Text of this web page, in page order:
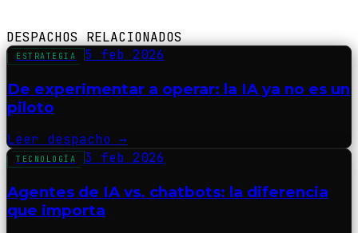
DESPACHOS RELACIONADOS
ESTRATEGIA 5 feb 2026
De experimentar a operar: la IA ya no es un
piloto
Leer despacho →
TECNOLOGÍA 3 feb 2026
Agentes de IA vs. chatbots: la diferencia
que importa